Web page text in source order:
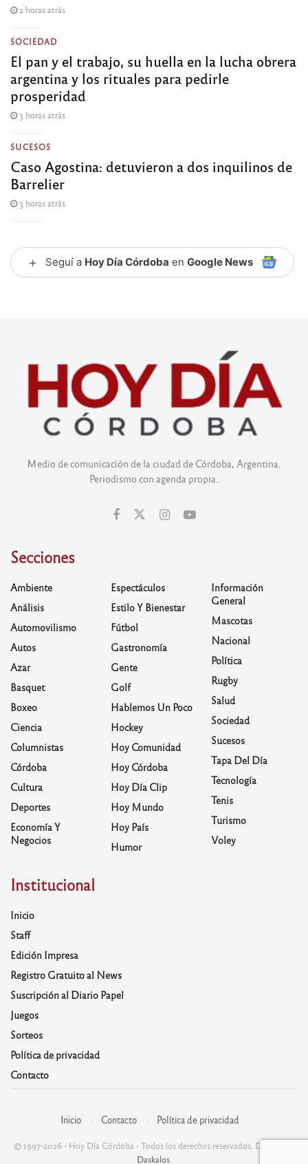
2 horas atrás
SOCIEDAD
El pan y el trabajo, su huella en la lucha obrera
argentina y los rituales para pedirle
prosperidad
3 horas atrás
SUCESOS
Caso Agostina: detuvieron a dos inquilinos de
Barrelier
3 horas atrás
+ Seguí a Hoy Día Córdoba en Google News
Medio de comunicación de la ciudad de Córdoba, Argentina.
Periodismo con agenda propia.
Secciones
Ambiente
Análisis
Automovilismo
Autos
Azar
Basquet
Boxeo
Ciencia
Columnistas
Córdoba
Cultura
Deportes
Economía Y
Negocios
Espectáculos
Estilo Y Bienestar
Fútbol
Gastronomía
Gente
Golf
Hablemos Un Poco
Hockey
Hoy Comunidad
Hoy Córdoba
Hoy Día Clip
Hoy Mundo
Hoy País
Humor
Información
General
Mascotas
Nacional
Política
Rugby
Salud
Sociedad
Sucesos
Tapa Del Día
Tecnología
Tenis
Turismo
Voley
Institucional
Inicio
Staff
Edición Impresa
Registro Gratuito al News
Suscripción al Diario Papel
Juegos
Sorteos
Política de privacidad
Contacto
Inicio Contacto Política de privacidad
© 1997-2026 - Hoy Día Córdoba - Todos los derechos reservados. Desarrolla:
Daskalos.